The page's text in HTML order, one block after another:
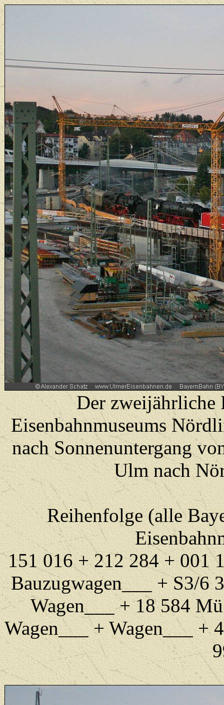
Der zweijährliche
Eisenbahnmuseums
nach Sonnenuntergang
Ulm nach
Reihenfolge (alle
151 016 + 212 284 + 001
Bauzugwagen___ +S3/6
Wagen___ + 18 584
Wagen___ + Wagen___ +